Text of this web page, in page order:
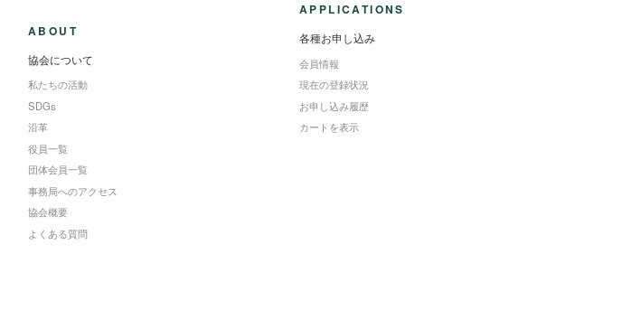
ABOUT
協会について
私たちの活動
SDGs
沿革
役員一覧
団体会員一覧
事務局へのアクセス
協会概要
よくある質問
APPLICATIONS
各種お申し込み
会員情報
現在の登録状況
お申し込み履歴
カートを表示